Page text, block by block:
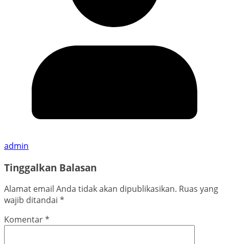
admin
Tinggalkan Balasan
Alamat email Anda tidak akan dipublikasikan. Ruas yang
wajib ditandai *
Komentar*